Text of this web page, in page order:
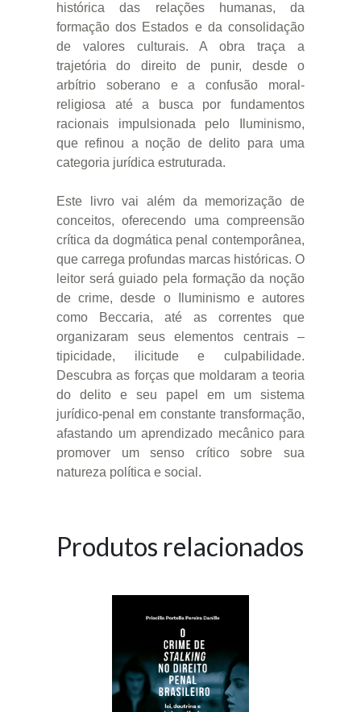
histórica das relações humanas, da
formação dos Estados e da consolidação
de valores culturais. A obra traça a
trajetória do direito de punir, desde o
arbítrio soberano e a confusão moral-
religiosa até a busca por fundamentos
racionais impulsionada pelo Iluminismo,
que refinou a noção de delito para uma
categoria jurídica estruturada.
Este livro vai além da memorização de
conceitos, oferecendo uma compreensão
crítica da dogmática penal contemporânea,
que carrega profundas marcas históricas. O
leitor será guiado pela formação da noção
de crime, desde o Iluminismo e autores
como Beccaria, até as correntes que
organizaram seus elementos centrais –
tipicidade, ilicitude e culpabilidade.
Descubra as forças que moldaram a teoria
do delito e seu papel em um sistema
jurídico-penal em constante transformação,
afastando um aprendizado mecânico para
promover um senso crítico sobre sua
natureza política e social.
Produtos relacionados